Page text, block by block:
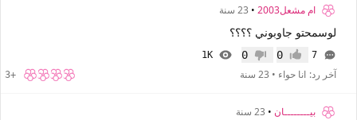
ام مشعل2003 • 23 سنة
لوسمحتو جاوبوني ؟؟؟؟
7 إعجاب0 عدم إعجاب
0
1K
آخر رد: انا حواء • 23 سنة +3
بيــــــــان • 23 سنة